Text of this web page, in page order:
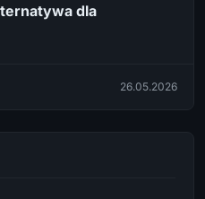
dla
26.05.2026